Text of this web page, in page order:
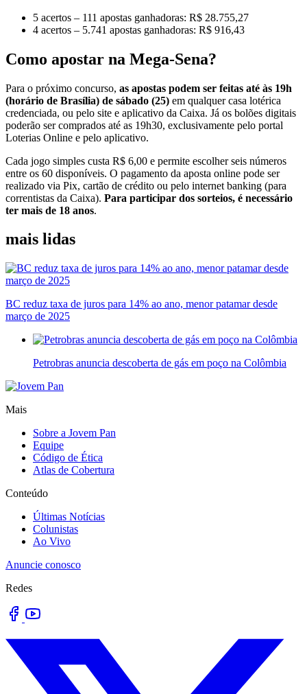
5 acertos – 111 apostas ganhadoras: R$ 28.755,27
4 acertos – 5.741 apostas ganhadoras: R$ 916,43
Como apostar na Mega-Sena?
Para o próximo concurso, as apostas podem ser feitas até às 19h
(horário de Brasília) de sábado (25) em qualquer casa lotérica
credenciada, ou pelo site e aplicativo da Caixa. Já os bolões digitais
poderão ser comprados até as 19h30, exclusivamente pelo portal
Loterias Online e pelo aplicativo.
Cada jogo simples custa R$ 6,00 e permite escolher seis números
entre os 60 disponíveis. O pagamento da aposta online pode ser
realizado via Pix, cartão de crédito ou pelo internet banking (para
correntistas da Caixa). Para participar dos sorteios, é necessário
ter mais de 18 anos.
mais lidas
BC reduz taxa de juros para 14% ao ano, menor patamar desde
março de 2025
Petrobras anuncia descoberta de gás em poço na Colômbia
Mais
Sobre a Jovem Pan
Equipe
Código de Ética
Atlas de Cobertura
Conteúdo
Últimas Notícias
Colunistas
Ao Vivo
Anuncie conosco
Redes